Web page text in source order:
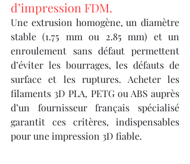
d’impression FDM.
Une extrusion homogène, un diamètre
stable (1.75 mm ou 2.85 mm) et un
enroulement sans défaut permettent
d’éviter les bourrages, les défauts de
surface et les ruptures. Acheter les
filaments 3D PLA, PETG ou ABS auprès
d’un fournisseur français spécialisé
garantit ces critères, indispensables
pour une impression 3D fiable.